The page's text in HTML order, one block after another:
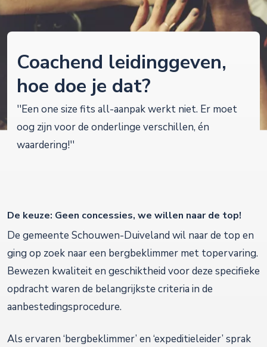
Coachend leidinggeven,
hoe doe je dat?
''Een one size fits all-aanpak werkt niet. Er moet
oog zijn voor de onderlinge verschillen, én
waardering!''
De keuze: Geen concessies, we willen naar de top!
De gemeente Schouwen-Duiveland wil naar de top en
ging op zoek naar een bergbeklimmer met topervaring.
Bewezen kwaliteit en geschiktheid voor deze specifieke
opdracht waren de belangrijkste criteria in de
aanbestedingsprocedure.
Als ervaren ‘bergbeklimmer’ en ‘expeditieleider’ sprak